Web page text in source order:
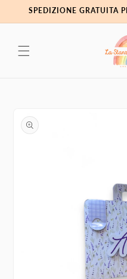
direttamente
ai contenuti
SPEDIZIONE GRATUITA
informazioni
sul prodotto